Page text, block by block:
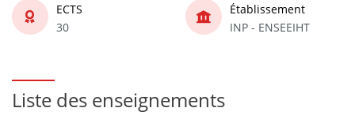
ECTS
30
Établissement
INP - ENSEEIHT
Liste des enseignements